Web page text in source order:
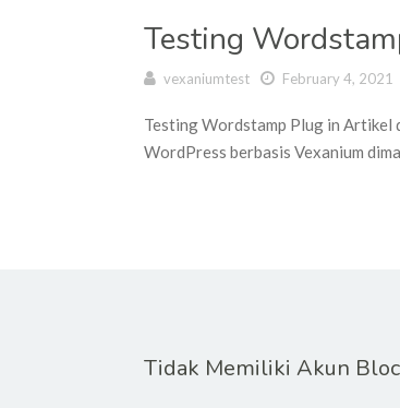
Testing
vexaniumtest February 4, 2021
Testing Wordstamp Plug in Artikel
WordPress berbasis Vexanium
Tidak Memiliki Akun